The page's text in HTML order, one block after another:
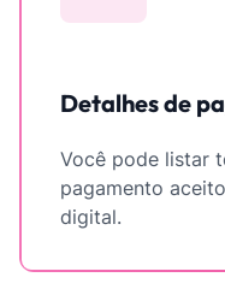
Detalhes de
Você pode listar
pagamento
digital.